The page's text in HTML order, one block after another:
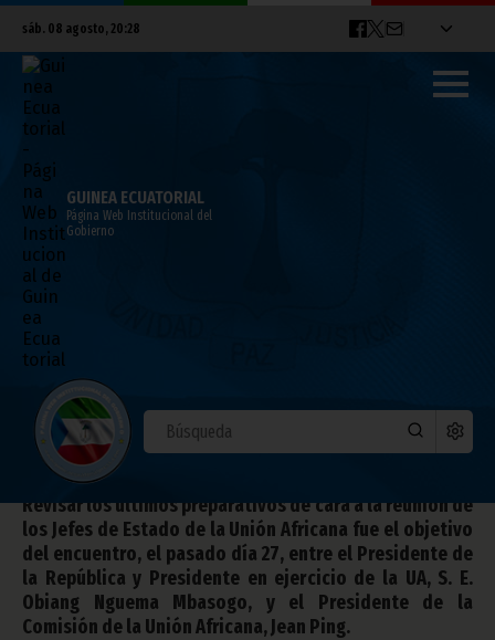
sáb. 08 agosto, 20:28
GUINEA ECUATORIAL
Página Web Institucional del
Gobierno
Encuentro del Presidente de la República
con Jean Ping
junio 29, 2011
Noticias África
Revisar los últimos preparativos de cara a la reunión de
los Jefes de Estado de la Unión Africana fue el objetivo
del encuentro, el pasado día 27, entre el Presidente de
la República y Presidente en ejercicio de la UA, S. E.
Obiang Nguema Mbasogo, y el Presidente de la
Comisión de la Unión Africana, Jean Ping.